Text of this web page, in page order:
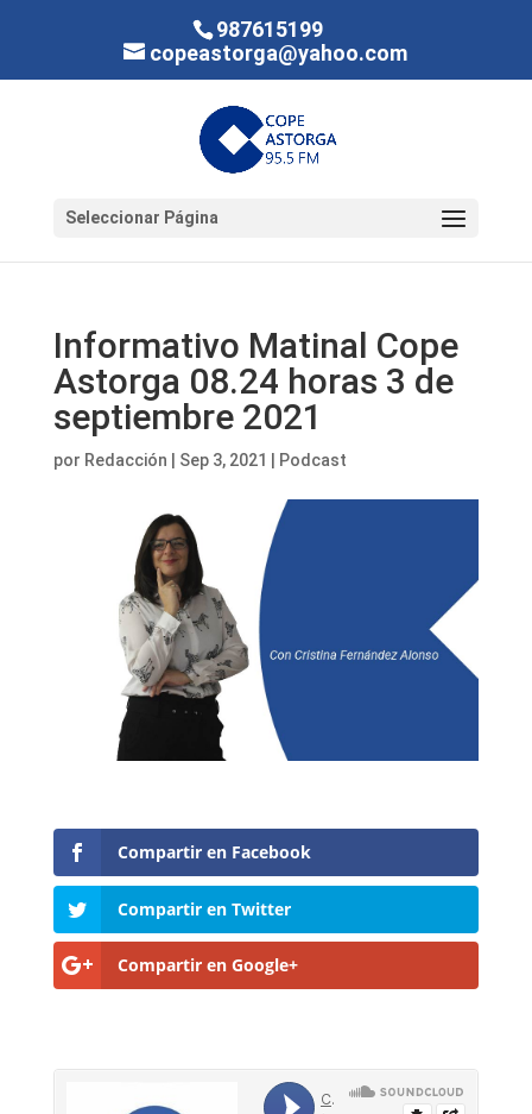
987615199
copeastorga@yahoo.com
Seleccionar Página
Informativo Matinal Cope
Astorga 08.24 horas 3 de
septiembre 2021
por Redacción Sep 3, 2021 Podcast
Compartir en Facebook
Compartir en Twitter
Compartir en Google+